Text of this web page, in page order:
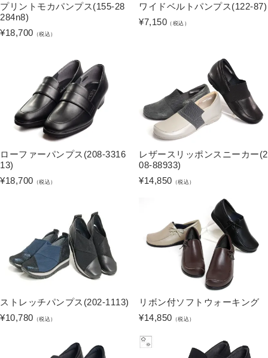
プリントモカパンプス(155-28
284n8)
¥18,700 （税込）
ワイドベルトパンプス(122-87)
¥7,150 （税込）
ローファーパンプス(208-3316
13)
¥18,700 （税込）
レザースリッポンスニーカー(2
08-88933)
¥14,850 （税込）
ストレッチパンプス(202-1113)
¥10,780 （税込）
リボン付ソフトウォーキング
¥14,850 （税込）